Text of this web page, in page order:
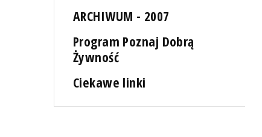
ARCHIWUM - 2007
Program Poznaj Dobrą
Żywność
Ciekawe linki